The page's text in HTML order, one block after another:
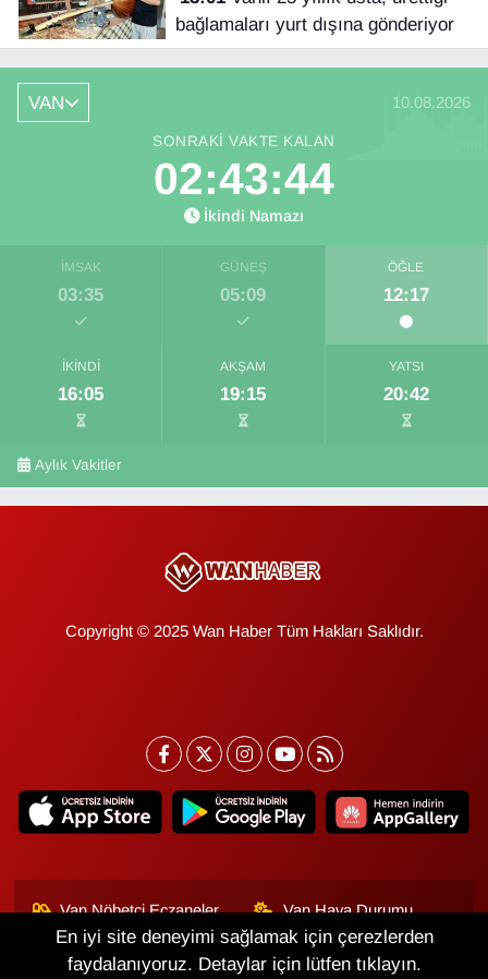
bağlamaları yurt dışına gönderiyor
VAN 10.08.2026
SONRAKI VAKTE KALAN
02:43:43
İkindi Namazı
İMSAK
03:35
GÜNEŞ
05:09
ÖĞLE
12:17
İKINDI
16:05
AKŞAM
19:15
YATSI
20:42
Aylık Vakitler
Copyright © 2025 Wan Haber Tüm Hakları Saklıdır.
Van Nöbetçi Eczaneler Van Hava Durumu
Van Namaz Vakitleri
Van Trafik Yoğunluk
En iyi site deneyimi sağlamak için çerezlerden
faydalanıyoruz. Detaylar için lütfen tıklayın.